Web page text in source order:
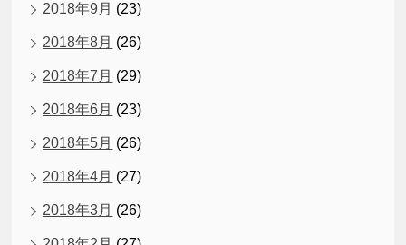
2018年9月 (23)
2018年8月 (26)
2018年7月 (29)
2018年6月 (23)
2018年5月 (26)
2018年4月 (27)
2018年3月 (26)